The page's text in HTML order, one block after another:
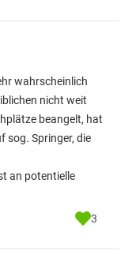
wahrscheinlich
nicht weit
beangelt, hat
sog. Springer, die
an potentielle
3